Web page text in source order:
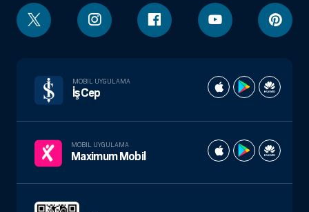
MOBIL UYGULAMA
İşCep
MOBIL UYGULAMA
Maximum Mobil